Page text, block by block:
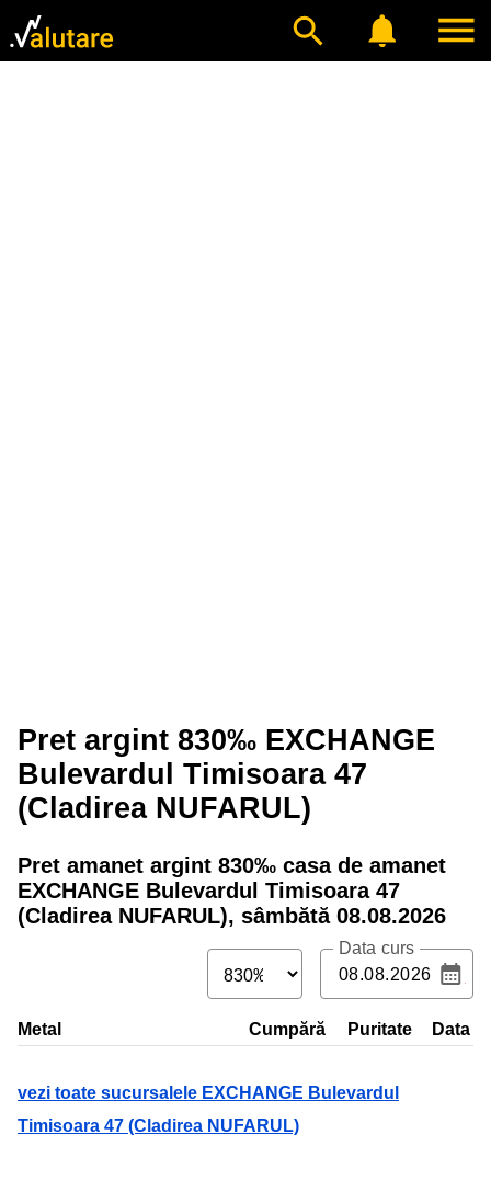
Pret argint 830‰ EXCHANGE
Bulevardul Timisoara 47
(Cladirea NUFARUL)
Pret amanet argint 830‰ casa de amanet
EXCHANGE Bulevardul Timisoara 47
(Cladirea NUFARUL), sâmbătă 08.08.2026
Data curs
Metal Puritate
Cumpără Data
vezi toate sucursalele EXCHANGE Bulevardul
Timisoara 47 (Cladirea NUFARUL)